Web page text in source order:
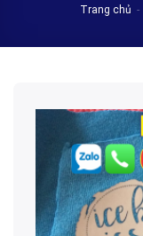
Trang chủ -